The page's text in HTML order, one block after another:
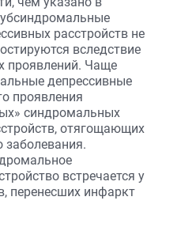
расстройств не
вследствие
проявлений. Чаще
депрессивные
проявления
синдромальных
отягощающих
заболевания.
встречается у
перенесших инфаркт